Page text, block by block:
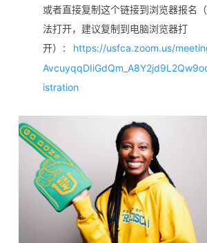
或者直接复制这个链接到浏览器报名
法打开，建议复制到电脑浏览器打
开）
：
https://usfca.zoom.us/
istration